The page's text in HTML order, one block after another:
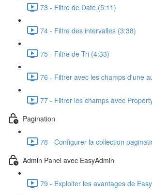
73 - Filtre de Date (5:11)
74 - Filtre des intervalles (3:38)
75 - Filtre de Tri (4:33)
76 - Filtrer avec les champs d'une
77 - Filtrer les champs avec
Pagination
78 - Configurer la collection
Admin Panel avec EasyAdmin
79 - Exploiter les avantages de